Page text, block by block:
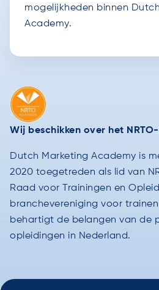
mogelijkheden binnen
Academy.
Wij beschikken over het
Dutch Marketing Academy is
2020 toegetreden als lid van
Raad voor Trainingen en
branchevereniging voor
behartigt de belangen van de
opleidingen in Nederland.